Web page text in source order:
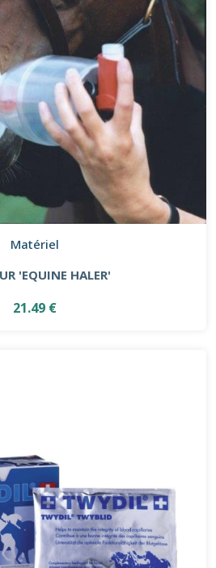
Matériel
'EQUINE HALER'
21.49 €